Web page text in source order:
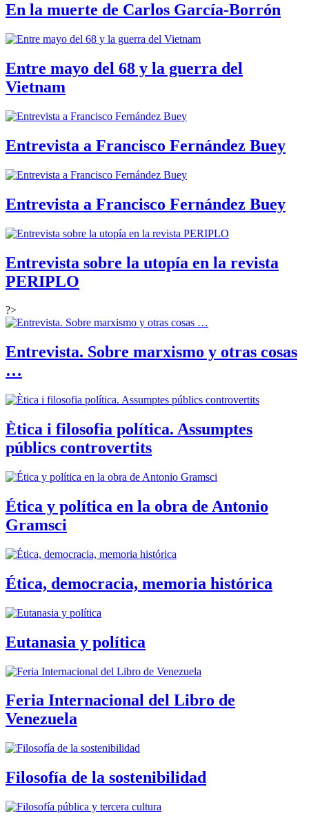
En la muerte de Carlos García-Borrón
Entre mayo del 68 y la guerra del
Vietnam
Entrevista a Francisco Fernández Buey
Entrevista a Francisco Fernández Buey
Entrevista sobre la utopía en la revista
PERIPLO
?>
Entrevista. Sobre marxismo y otras cosas
…
Ètica i filosofia política. Assumptes
públics controvertits
Ética y política en la obra de Antonio
Gramsci
Ética, democracia, memoria histórica
Eutanasia y política
Feria Internacional del Libro de
Venezuela
Filosofía de la sostenibilidad